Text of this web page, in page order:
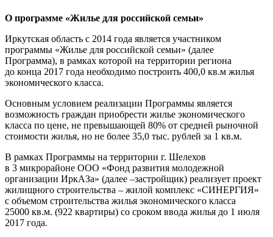
О программе «Жилье для российской семьи»
Иркутская область с 2014 года является участником
программы «Жилье для российской семьи» (далее
Программа), в рамках которой на территории региона
до конца 2017 года необходимо построить 400,0 кв.м жилья
экономического класса.
Основным условием реализации Программы является
возможность граждан приобрести жилье экономического
класса по цене, не превышающей 80% от средней рыночной
стоимости жилья, но не более 35,0 тыс. рублей за 1 кв.м.
В рамках Программы на территории г. Шелехов
в 3 микрорайоне ООО «Фонд развития молодежной
организации ИркАЗа» (далее –застройщик) реализует проект
жилищного строительства – жилой комплекс «СИНЕРГИЯ»
с объемом строительства жилья экономического класса
25000 кв.м. (922 квартиры) со сроком ввода жилья до 1 июля
2017 года.